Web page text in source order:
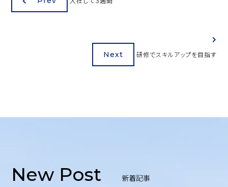
Next 研修でスキルアップを目指す
New Post 新着記事